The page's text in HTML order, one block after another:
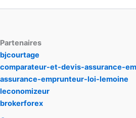
Partenaires
bjcourtage
comparateur-et-devis-assurance-
assurance-emprunteur-loi-lemoine
leconomizeur
brokerforex